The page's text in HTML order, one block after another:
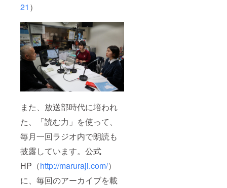
21 ）
また、放送部時代に培われ
た、「読む力」を使って、
毎月一回ラジオ内で朗読も
披露しています。公式
HP（http://maruraji.com/）
に、毎回のアーカイブを載